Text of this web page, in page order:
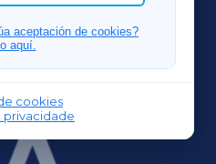
aceptación de cookies?
aquí.
cookies
privacidade